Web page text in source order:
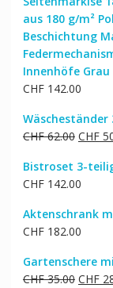
war:
CHF
aus 180 g/m²
Beschichtung
Innenhöfe Grau
CHF142.00
CHF62.00
war:
CHF
CHF
Bistroset 3-
CHF142.00
Aktenschrank
CHF182.00
Gartenschere
CHF35.00 CHF